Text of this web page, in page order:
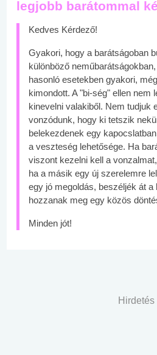
legjobb barátommal
Kedves Kérdező!
Gyakori, hogy a barátságoban
különböző
hasonló esetekben gyakori,
kimondott. A "bi-ség" ellen nem
kinevelni valakiből. Nem tudjuk
vonzódunk, hogy ki tetszik
belekezdenek egy
a veszteség lehetősége. Ha
viszont kezelni kell a
ha a másik egy új szerelemre
egy jó megoldás, beszéljék át a
hozzanak meg egy közös
Minden jót!
Hirdetés